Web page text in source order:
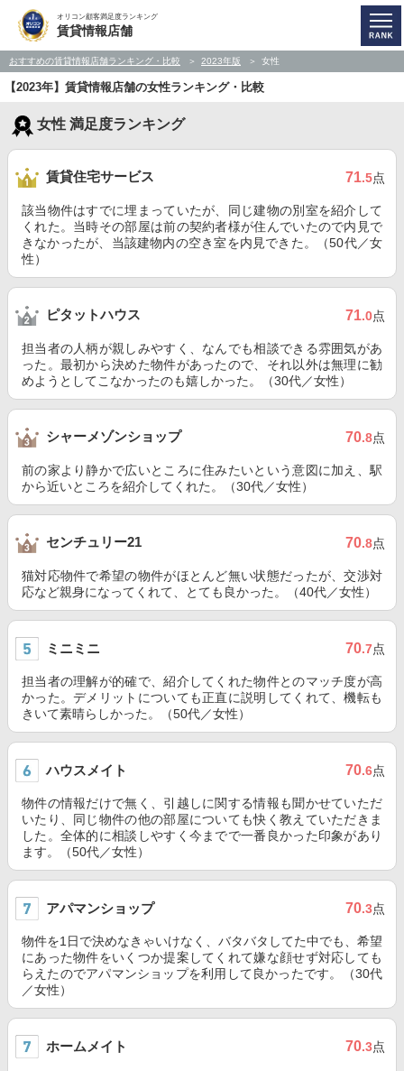
オリコン顧客満足度ランキング
賃貸情報店舗
おすすめの賃貸情報店舗ランキング・比較 2023年版 女性
【2023年】賃貸情報店舗の女性ランキング・比較
女性 満足度ランキング
賃貸住宅サービス 71.5点
該当物件はすでに埋まっていたが、同じ建物の別室を紹介して
くれた。当時その部屋は前の契約者様が住んでいたので内見で
きなかったが、当該建物内の空き室を内見できた。（50代／女
性）
ピタットハウス 71.0点
担当者の人柄が親しみやすく、なんでも相談できる雰囲気があ
った。最初から決めた物件があったので、それ以外は無理に勧
めようとしてこなかったのも嬉しかった。（30代／女性）
シャーメゾンショップ 70.8点
前の家より静かで広いところに住みたいという意図に加え、駅
から近いところを紹介してくれた。（30代／女性）
センチュリー21 70.8点
猫対応物件で希望の物件がほとんど無い状態だったが、交渉対
応など親身になってくれて、とても良かった。（40代／女性）
ミニミニ 70.7点
担当者の理解が的確で、紹介してくれた物件とのマッチ度が高
かった。デメリットについても正直に説明してくれて、機転も
きいて素晴らしかった。（50代／女性）
ハウスメイト 70.6点
物件の情報だけで無く、引越しに関する情報も聞かせていただ
いたり、同じ物件の他の部屋についても快く教えていただきま
した。全体的に相談しやすく今までで一番良かった印象があり
ます。（50代／女性）
アパマンショップ 70.3点
物件を1日で決めなきゃいけなく、バタバタしてた中でも、希望
にあった物件をいくつか提案してくれて嫌な顔せず対応しても
らえたのでアパマンショップを利用して良かったです。（30代
／女性）
ホームメイト 70.3点